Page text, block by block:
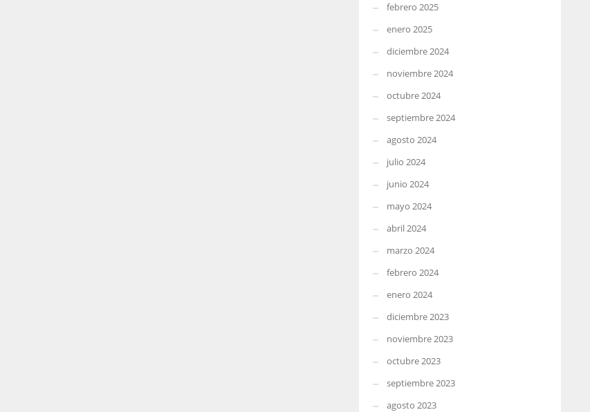
febrero 2025
enero 2025
diciembre 2024
noviembre 2024
octubre 2024
septiembre 2024
agosto 2024
julio 2024
junio 2024
mayo 2024
abril 2024
marzo 2024
febrero 2024
enero 2024
diciembre 2023
noviembre 2023
octubre 2023
septiembre 2023
agosto 2023